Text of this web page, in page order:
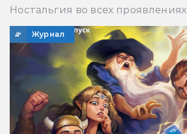
Ностальгия во всех проявлениях
Журнал